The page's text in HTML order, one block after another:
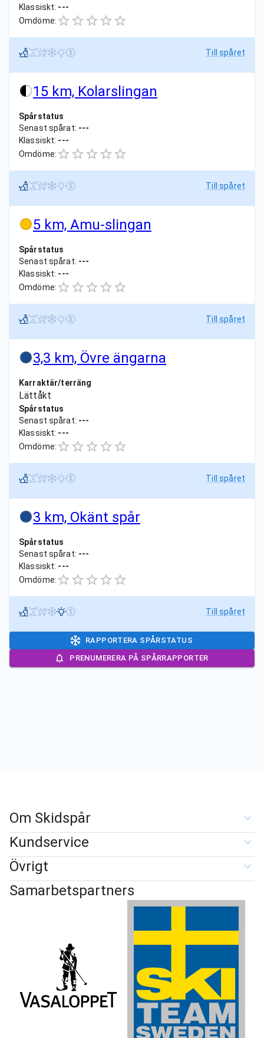
Klassiskt: ---
Omdöme:
Till spåret
15 km, Kolarslingan
Spårstatus
Senast spårat: ---
Klassiskt: ---
Omdöme:
Till spåret
5 km, Amu-slingan
Spårstatus
Senast spårat: ---
Klassiskt: ---
Omdöme:
Till spåret
3,3 km, Övre ängarna
Karraktär/terräng
Lättåkt
Spårstatus
Senast spårat: ---
Klassiskt: ---
Omdöme:
Till spåret
3 km, Okänt spår
Spårstatus
Senast spårat: ---
Klassiskt: ---
Omdöme:
Till spåret
RAPPORTERA SPÅRSTATUS
PRENUMERERA PÅ SPÅRRAPPORTER
Om Skidspår
Kundservice
Övrigt
Samarbetspartners